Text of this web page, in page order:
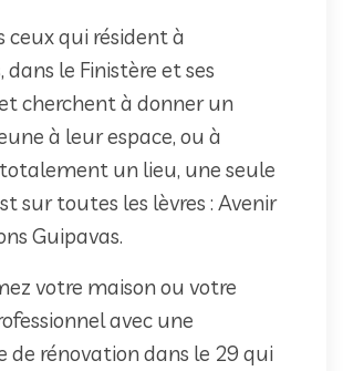
ceux qui résident à
dans le Finistère et ses
cherchent à donner un
à leur espace, ou à
un lieu, une seule
sur toutes les lèvres : Avenir
Guipavas.
votre maison ou votre
avec une
de rénovation dans le 29 qui